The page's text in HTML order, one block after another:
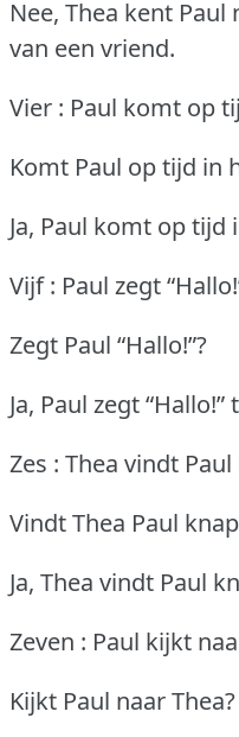
Nee, Thea kent
van een vriend.
Vier : Paul komt op
Komt Paul op tijd in
Ja, Paul komt op
Vijf : Paul zegt
Zegt Paul “Hallo!”?
Ja, Paul zegt “Hallo!”
Zes : Thea vindt
Vindt Thea Paul
Ja, Thea vindt Paul
Zeven : Paul kijkt
Kijkt Paul naar Thea?